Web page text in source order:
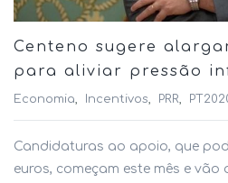
Centeno sugere
para aliviar pressão
Economia Incentivos PRR
Candidaturas ao apoio, que
euros, começam este mês e